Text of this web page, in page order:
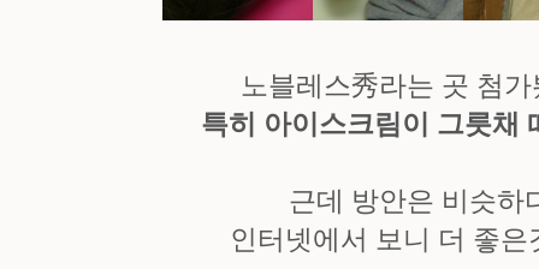
노블레스秀라는 곳 첨
특히 아이스크림이 그릇채
근데 방안은 비슷하
인터넷에서 보니 더 좋은